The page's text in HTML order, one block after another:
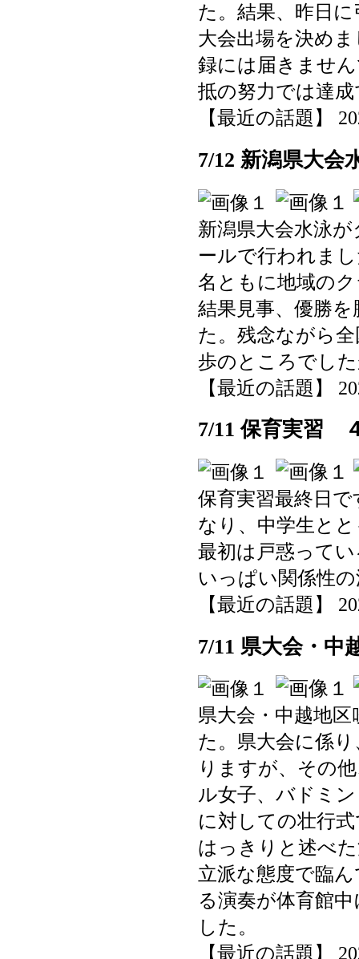
た。結果、昨日
大会出場を決め
録には届きませ
抵の努力では達
【最近の話題】
7/12 新潟県大
新潟県大会水泳
ールで行われま
名ともに地域の
結果見事、優勝
た。残念ながら
歩のところでし
【最近の話題】
7/11 保育実習
保育実習最終日
なり、中学生と
最初は戸惑って
いっぱい関係性
【最近の話題】
7/11 県大会・中
県大会・中越地
た。県大会に係
りますが、その
ル女子、バドミ
に対しての壮行
はっきりと述べ
立派な態度で臨
る演奏が体育館
した。
【最近の話題】